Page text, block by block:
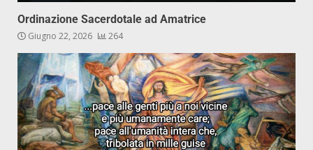
Ordinazione Sacerdotale ad Amatrice
Giugno 22, 2026 264